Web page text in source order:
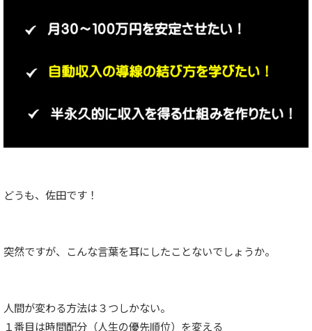
どうも、佐田です！
突然ですが、こんな言葉を耳にしたことないでしょうか。
人間が変わる方法は３つしかない。
１番目は時間配分（人生の優先順位）を変える